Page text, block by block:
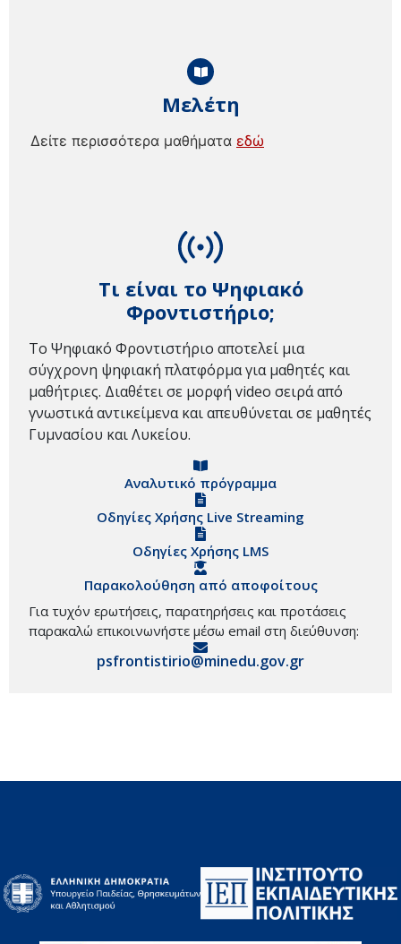
Τι είναι το Ψηφιακό
Φροντιστήριο;
Το Ψηφιακό Φροντιστήριο αποτελεί μια
σύγχρονη ψηφιακή πλατφόρμα για μαθητές και
μαθήτριες. Διαθέτει σε μορφή video σειρά από
γνωστικά αντικείμενα και απευθύνεται σε μαθητές
Γυμνασίου και Λυκείου.
Αναλυτικό πρόγραμμα
Οδηγίες Χρήσης Live Streaming
Οδηγίες Χρήσης LMS
Παρακολούθηση από αποφοίτους
Για τυχόν ερωτήσεις, παρατηρήσεις και προτάσεις
παρακαλώ επικοινωνήστε μέσω email στη διεύθυνση:
psfrontistirio@minedu.gov.gr
Μελέτη
Δείτε περισσότερα μαθήματα εδώ